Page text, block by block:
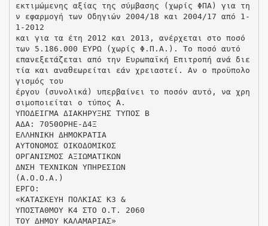
εκτιμώμενης αξίας της σύμβασης (χωρίς ΦΠΑ) για τη
ν εφαρμογή των Οδηγιών 2004/18 και 2004/17 από 1-
1-2012
και για τα έτη 2012 και 2013, ανέρχεται στο ποσό
των 5.186.000 ΕΥΡΩ (χωρίς Φ.Π.Α.). Το ποσό αυτό
επανεξετάζεται από την Ευρωπαϊκή Επιτροπή ανά διε
τία και αναθεωρείται εάν χρειαστεί. Αν ο προϋπολο
γισμός του
έργου (συνολικά) υπερβαίνει το ποσόν αυτό, να χρη
σιμοποιείται ο τύπος Α.
ΥΠΟΔΕΙΓΜΑ ΔΙΑΚΗΡΥΞΗΣ ΤΥΠΟΣ Β
ΑΔΑ: 705ΘΟΡΗΕ-Δ4Ξ
ΕΛΛΗΝΙΚΗ ΔΗΜOΚΡΑΤΙΑ
ΑΥΤΟΝΟΜΟΣ ΟΙΚΟΔΟΜΙΚΟΣ
ΟΡΓΑΝΙΣΜΟΣ ΑΞΙΩΜΑΤΙΚΩΝ
ΔΝΣΗ ΤΕΧΝΙΚΩΝ ΥΠΗΡΕΣΙΩΝ
(Α.Ο.Ο.Α.)
ΕΡΓΟ:
«ΚΑΤΑΣΚΕΥΗ ΠΟΛΚΙΑΣ Κ3 &
ΥΠΟΣΤΑΘΜΟΥ Κ4 ΣΤΟ Ο.Τ. 2060
ΤΟΥ ΔΗΜΟΥ ΚΑΛΑΜΑΡΙΑΣ»